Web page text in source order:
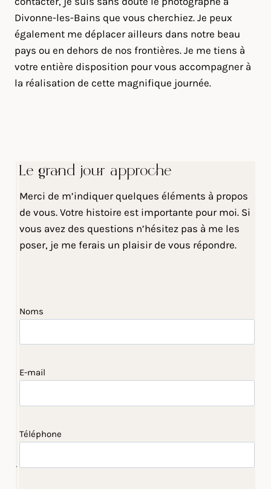
Divonne-les-Bains que vous cherchiez. Je peux
également me déplacer ailleurs dans notre beau
pays ou en dehors de nos frontières. Je me tiens à
votre entière disposition pour vous accompagner à
la réalisation de cette magnifique journée.
Le grand jour approche
Merci de m’indiquer quelques éléments à propos
de vous. Votre histoire est importante pour moi. Si
vous avez des questions n’hésitez pas à me les
poser, je me ferais un plaisir de vous répondre.
Noms
E-mail
Téléphone